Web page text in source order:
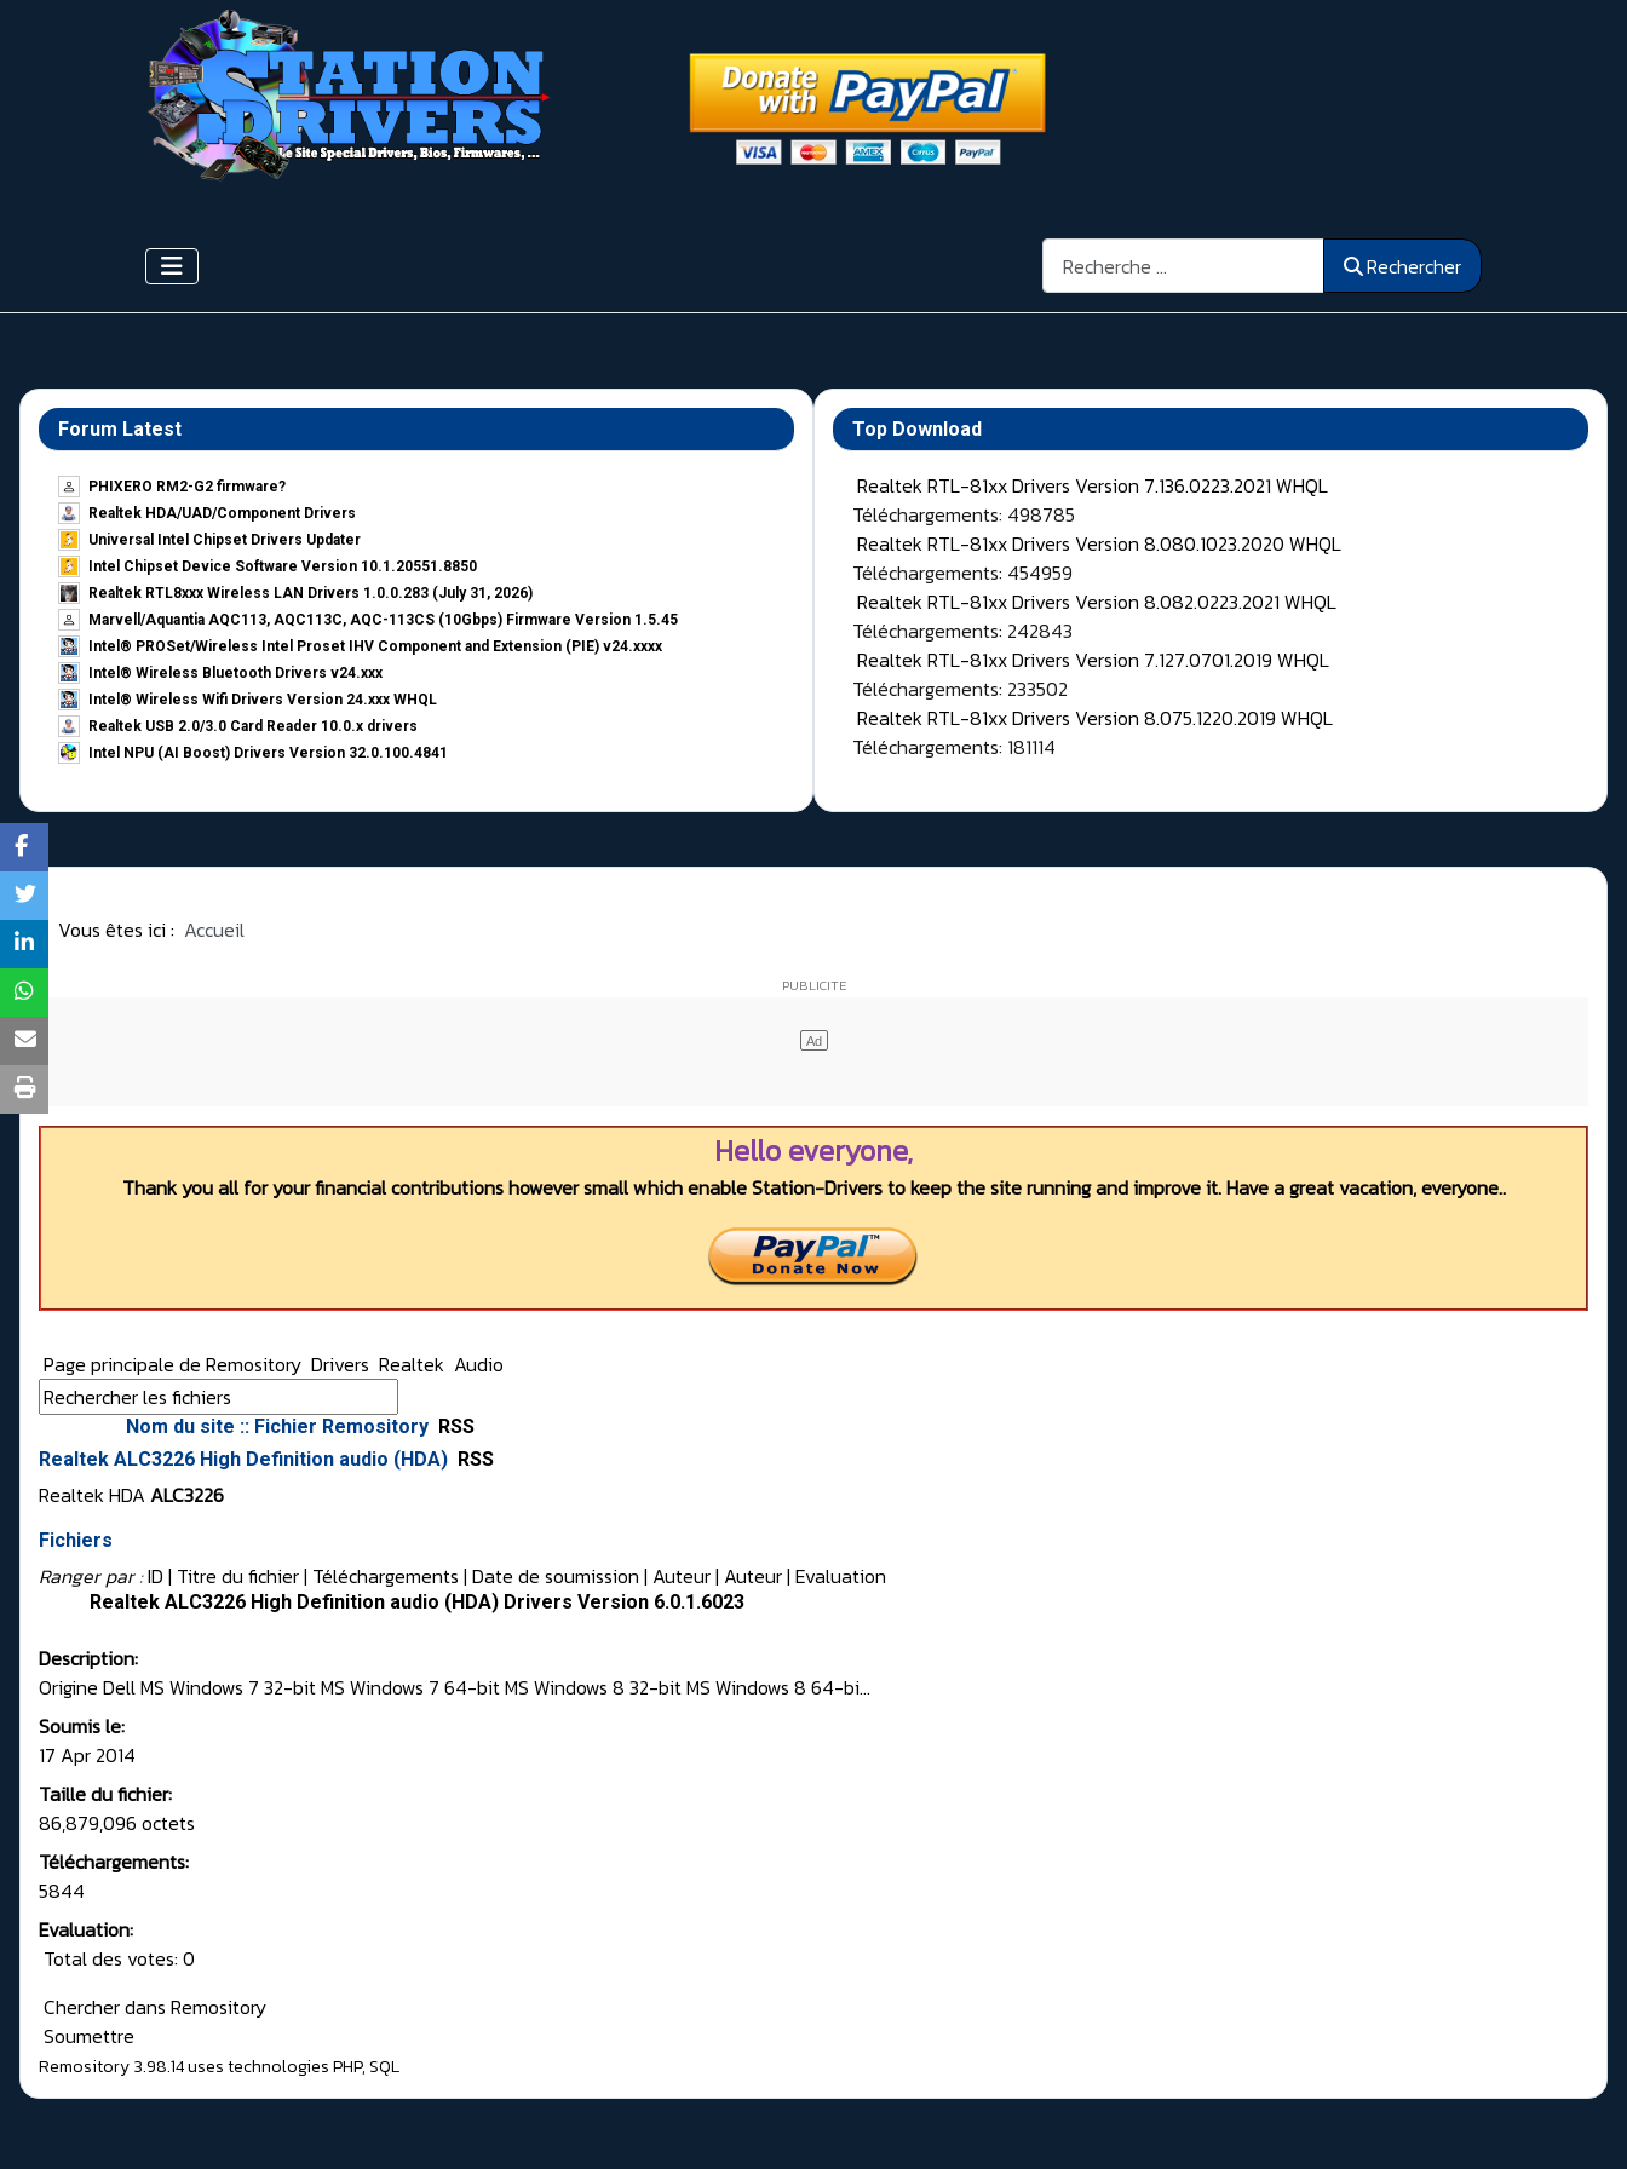
Rechercher Rechercher
Forum Latest
PHIXERO RM2-G2 firmware?
Realtek HDA/UAD/Component Drivers
Universal Intel Chipset Drivers Updater​
Intel Chipset Device Software Version 10.1.20551.8850
Realtek RTL8xxx Wireless LAN Drivers 1.0.0.283 (July 31, 2026)
Marvell/Aquantia AQC113, AQC113C, AQC-113CS (10Gbps) Firmware Version 1.5.45
Intel® PROSet/Wireless Intel Proset IHV Component and Extension (PIE) v24.xxxx
Intel® Wireless Bluetooth Drivers v24.xxx
Intel® Wireless Wifi Drivers Version 24.xxx WHQL
Realtek USB 2.0/3.0 Card Reader 10.0.x drivers
Intel NPU (AI Boost) Drivers Version 32.0.100.4841
Top Download
Realtek RTL-81xx Drivers Version 7.136.0223.2021 WHQL
Téléchargements: 498785
Realtek RTL-81xx Drivers Version 8.080.1023.2020 WHQL
Téléchargements: 454959
Realtek RTL-81xx Drivers Version 8.082.0223.2021 WHQL
Téléchargements: 242843
Realtek RTL-81xx Drivers Version 7.127.0701.2019 WHQL
Téléchargements: 233502
Realtek RTL-81xx Drivers Version 8.075.1220.2019 WHQL
Téléchargements: 181114
Vous êtes ici : Accueil
Hello everyone,
Thank you all for your financial contributions however small which enable Station-Drivers to keep the site running and improve it. Have a great vacation, everyone..
Page principale de Remository Drivers Realtek Audio
Nom du site :: Fichier Remository RSS
Realtek ALC3226 High Definition audio (HDA) RSS
Realtek HDA ALC3226
Fichiers
Ranger par :ID | Titre du fichier | Téléchargements | Date de soumission | Auteur| Auteur| Evaluation
Realtek ALC3226 High Definition audio (HDA) Drivers Version 6.0.1.6023
Description:
Origine Dell MS Windows 7 32-bit MS Windows 7 64-bit MS Windows 8 32-bit MS Windows 8 64-bi...
Soumis le:
17 Apr 2014
Taille du fichier:
86,879,096 octets
Téléchargements:
5844
Evaluation:
Total des votes: 0
Chercher dans Remository
Soumettre
Remository 3.98.14uses technologiesPHP,SQL